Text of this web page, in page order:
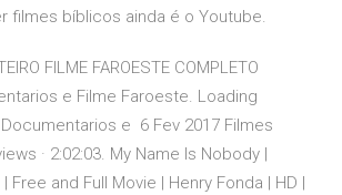
filmes bíblicos ainda é o Youtube.
FILME FAROESTE COMPLETO
e Filme Faroeste. Loading
e 6 Fev 2017 Filmes
· 2:02:03. My Name Is Nobody |
Free and Full Movie | Henry Fonda | HD |